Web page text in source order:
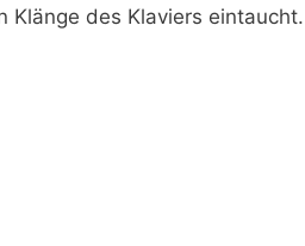
Klänge des Klaviers eintaucht.